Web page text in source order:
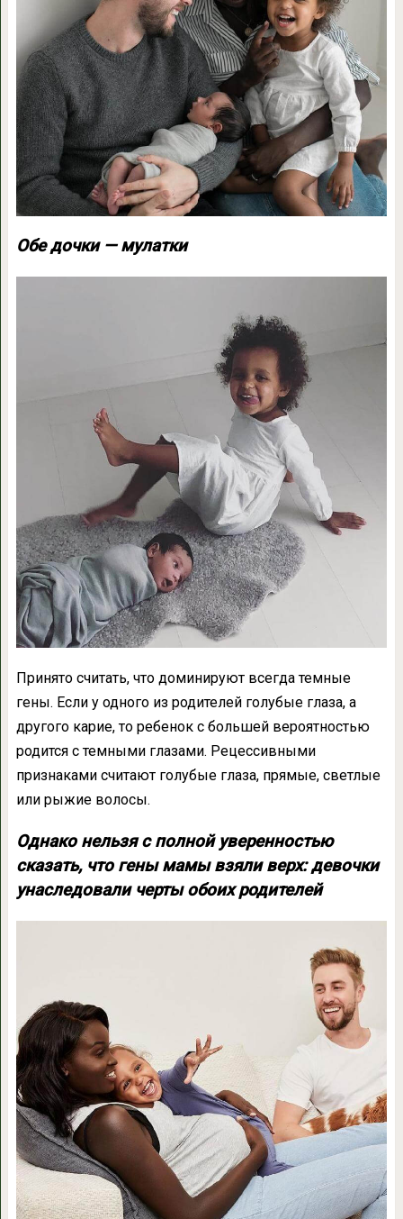
Обе дочки — мулатки
Принято считать, что доминируют всегда темные
гены. Если у одного из родителей голубые глаза, а
другого карие, то ребенок с большей вероятностью
родится с темными глазами. Рецессивными
признаками считают голубые глаза, прямые, светлые
или рыжие волосы.
Однако нельзя с полной уверенностью
сказать, что гены мамы взяли верх: девочки
унаследовали черты обоих родителей